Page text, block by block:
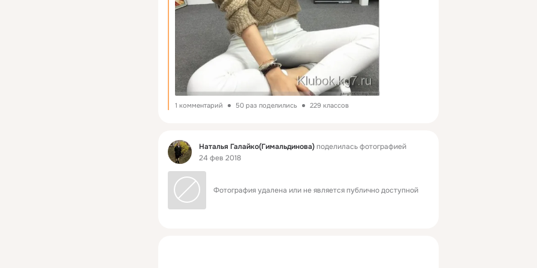
1 комментарий 50 раз поделились 229 классов
Фид Наталья Галайко(Гимальдинова)поделилась фотографией
24 фев 2018
Фотография удалена или не является публично доступной